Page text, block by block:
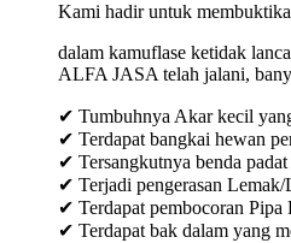
Kami hadir untuk
dalam kamuflase ketidak
ALFA JASA telah jalani,
✔ Tumbuhnya Akar kecil
✔ Terdapat bangkai hewan
✔ Tersangkutnya benda
✔ Terjadi pengerasan
✔ Terdapat pembocoran Pipa
✔ Terdapat bak dalam yang